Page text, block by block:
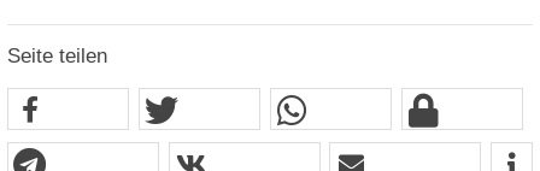
Seite teilen